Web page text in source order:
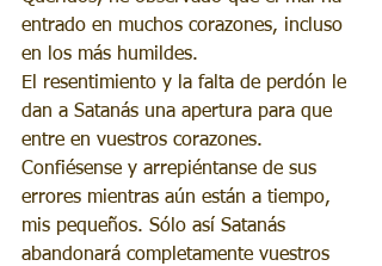
entrado en muchos corazones, incluso
en los más humildes.
El resentimiento y la falta de perdón le
dan a Satanás una apertura para que
entre en vuestros corazones.
Confiésense y arrepiéntanse de sus
errores mientras aún están a tiempo,
mis pequeños. Sólo así Satanás
abandonará completamente vuestros